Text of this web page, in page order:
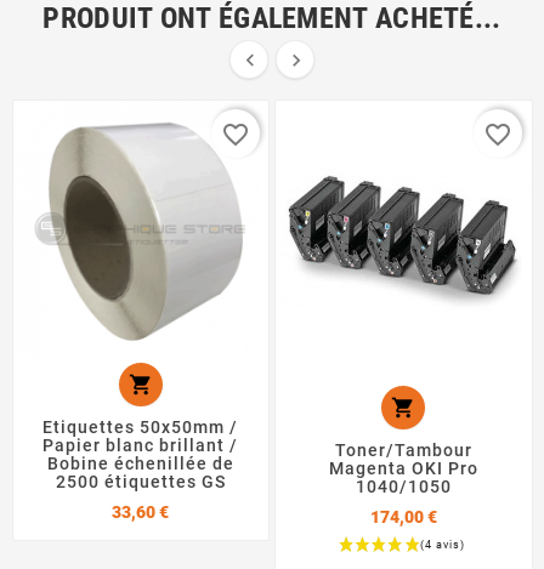
PRODUIT ONT ÉGALEMENT ACHETÉ...
 

Etiquettes 50x50mm /
Papier blanc brillant /
Bobine échenillée de
2500 étiquettes GS
33,60 €Prix
favorite_border

Toner/Tambour
Magenta OKI Pro
1040/1050
174,00 €
Prix
favorite_border